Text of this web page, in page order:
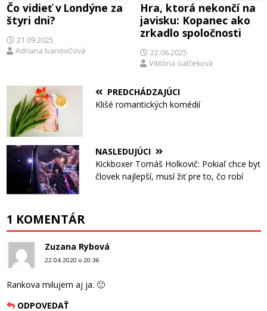
Čo vidieť v Londýne za
štyri dni?
21.09.2025
Adriana Ivanovičová
Hra, ktorá nekončí na
javisku: Kopanec ako
zrkadlo spoločnosti
22.06.2025
Viktória Galčeková
PREDCHÁDZAJÚCI
Klišé romantických komédií
NASLEDUJÚCI
Kickboxer Tomáš Holkovič: Pokiaľ chce byť
človek najlepší, musí žiť pre to, čo robí
1 KOMENTÁR
Zuzana Rybová
22.04.2020 o 20:36
Rankova milujem aj ja. 🙂
ODPOVEDAŤ